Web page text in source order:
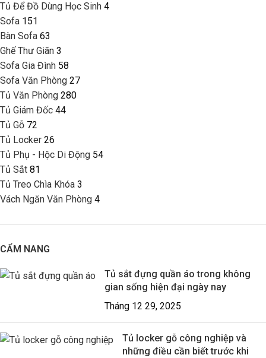
Tủ Để Đồ Dùng Học Sinh 4
Sofa 151
Bàn Sofa 63
Ghế Thư Giãn 3
Sofa Gia Đình 58
Sofa Văn Phòng 27
Tủ Văn Phòng 280
Tủ Giám Đốc 44
Tủ Gỗ 72
Tủ Locker 26
Tủ Phụ - Hộc Di Động 54
Tủ Sắt 81
Tủ Treo Chìa Khóa 3
Vách Ngăn Văn Phòng 4
CẨM NANG
Tủ sắt đựng quần áo trong không
gian sống hiện đại ngày nay
Tháng 12 29, 2025
Tủ locker gỗ công nghiệp và
những điều cần biết trước khi